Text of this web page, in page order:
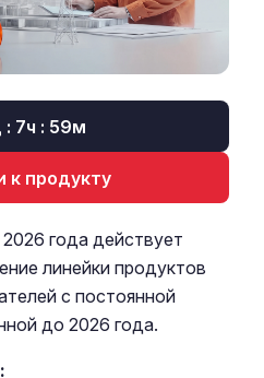
: 7ч : 59м
к продукту
года действует
линейки продуктов
с постоянной
до 2026 года.